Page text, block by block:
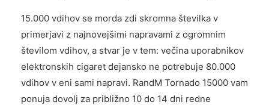
15.000 vdihov se morda zdi skromna številka v
primerjavi z najnovejšimi napravami z ogromnim
številom vdihov, a stvar je v tem: večina uporabnikov
elektronskih cigaret dejansko ne potrebuje 80.000
vdihov v eni sami napravi. RandM Tornado 15000 vam
ponuja dovolj za približno 10 do 14 dni redne